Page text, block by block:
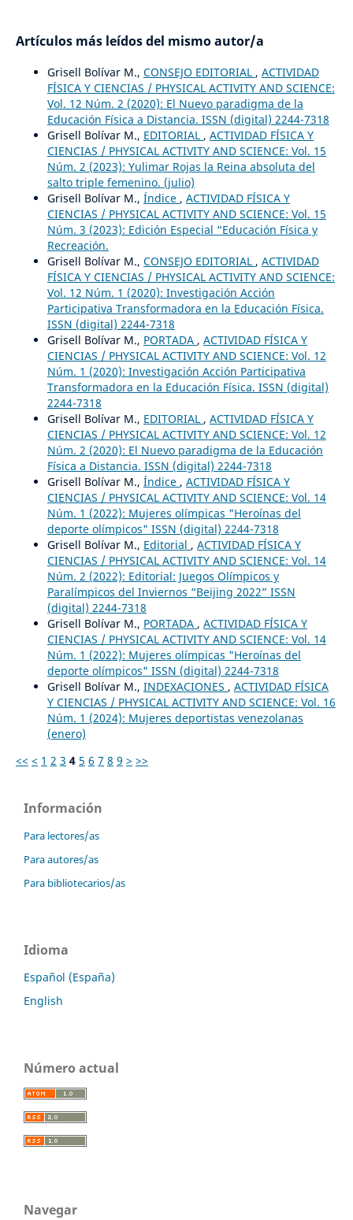
Artículos más leídos del mismo autor/a
Grisell Bolívar M., CONSEJO EDITORIAL , ACTIVIDAD
FÍSICA Y CIENCIAS / PHYSICAL ACTIVITY AND SCIENCE:
Vol. 12 Núm. 2 (2020): El Nuevo paradigma de la
Educación Física a Distancia. ISSN (digital) 2244-7318
Grisell Bolívar M., EDITORIAL , ACTIVIDAD FÍSICA Y
CIENCIAS / PHYSICAL ACTIVITY AND SCIENCE: Vol. 15
Núm. 2 (2023): Yulimar Rojas la Reina absoluta del
salto triple femenino. (julio)
Grisell Bolívar M., Índice , ACTIVIDAD FÍSICA Y
CIENCIAS / PHYSICAL ACTIVITY AND SCIENCE: Vol. 15
Núm. 3 (2023): Edición Especial “Educación Física y
Recreación.
Grisell Bolívar M., CONSEJO EDITORIAL , ACTIVIDAD
FÍSICA Y CIENCIAS / PHYSICAL ACTIVITY AND SCIENCE:
Vol. 12 Núm. 1 (2020): Investigación Acción
Participativa Transformadora en la Educación Física.
ISSN (digital) 2244-7318
Grisell Bolívar M., PORTADA , ACTIVIDAD FÍSICA Y
CIENCIAS / PHYSICAL ACTIVITY AND SCIENCE: Vol. 12
Núm. 1 (2020): Investigación Acción Participativa
Transformadora en la Educación Física. ISSN (digital)
2244-7318
Grisell Bolívar M., EDITORIAL , ACTIVIDAD FÍSICA Y
CIENCIAS / PHYSICAL ACTIVITY AND SCIENCE: Vol. 12
Núm. 2 (2020): El Nuevo paradigma de la Educación
Física a Distancia. ISSN (digital) 2244-7318
Grisell Bolívar M., Índice , ACTIVIDAD FÍSICA Y
CIENCIAS / PHYSICAL ACTIVITY AND SCIENCE: Vol. 14
Núm. 1 (2022): Mujeres olímpicas "Heroínas del
deporte olímpicos" ISSN (digital) 2244-7318
Grisell Bolívar M., Editorial , ACTIVIDAD FÍSICA Y
CIENCIAS / PHYSICAL ACTIVITY AND SCIENCE: Vol. 14
Núm. 2 (2022): Editorial: Juegos Olímpicos y
Paralímpicos del Inviernos “Beijing 2022” ISSN
(digital) 2244-7318
Grisell Bolívar M., PORTADA , ACTIVIDAD FÍSICA Y
CIENCIAS / PHYSICAL ACTIVITY AND SCIENCE: Vol. 14
Núm. 1 (2022): Mujeres olímpicas "Heroínas del
deporte olímpicos" ISSN (digital) 2244-7318
Grisell Bolívar M., INDEXACIONES , ACTIVIDAD FÍSICA
Y CIENCIAS / PHYSICAL ACTIVITY AND SCIENCE: Vol. 16
Núm. 1 (2024): Mujeres deportistas venezolanas
(enero)
<< < 1 2 3 4 5 6 7 8 9 > >>
Información
Para lectores/as
Para autores/as
Para bibliotecarios/as
Idioma
Español (España)
English
Número actual
Navegar